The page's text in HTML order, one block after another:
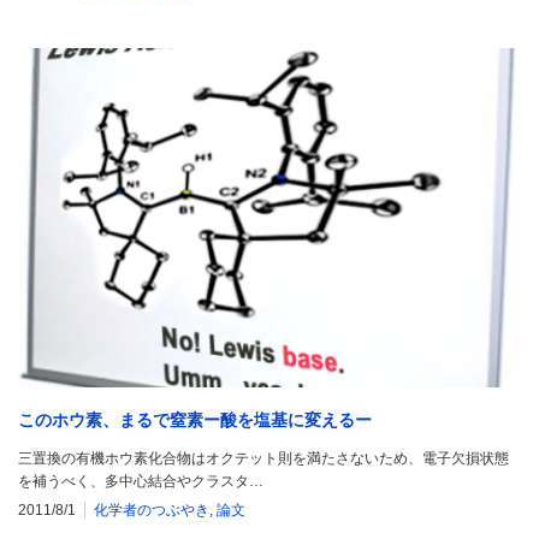
このホウ素、まるで窒素ー酸を塩基に変えるー
三置換の有機ホウ素化合物はオクテット則を満たさないため、電子欠損状態
を補うべく、多中心結合やクラスタ…
2011/8/1
化学者のつぶやき , 論文